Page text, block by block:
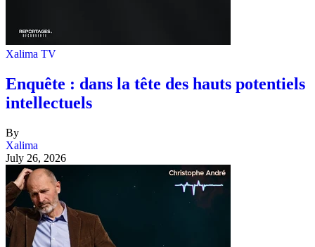
Xalima TV
Enquête : dans la tête des hauts potentiels
intellectuels
By
Xalima
July 26, 2026